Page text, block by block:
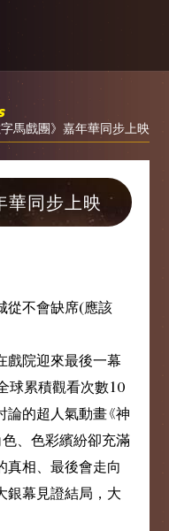
馬戲團》嘉年華同步上映
華同步上映
從不會缺席(應該
戲院迎來最後一幕
球累積觀看次數10
的超人氣動畫《神
、色彩繽紛卻充滿
真相、最後會走向
銀幕見證結局，大